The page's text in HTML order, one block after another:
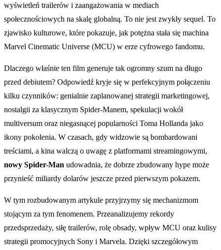
wyświetleń trailerów i zaangażowania w mediach
społecznościowych na skalę globalną. To nie jest zwykły sequel. To
zjawisko kulturowe, które pokazuje, jak potężna stała się machina
Marvel Cinematic Universe (MCU) w erze cyfrowego fandomu.
Dlaczego właśnie ten film generuje tak ogromny szum na długo
przed debiutem? Odpowiedź kryje się w perfekcyjnym połączeniu
kilku czynników: genialnie zaplanowanej strategii marketingowej,
nostalgii za klasycznym Spider-Manem, spekulacji wokół
multiversum oraz niegasnącej popularności Toma Hollanda jako
ikony pokolenia. W czasach, gdy widzowie są bombardowani
treściami, a kina walczą o uwagę z platformami streamingowymi,
nowy Spider-Man udowadnia, że dobrze zbudowany hype może
przynieść miliardy dolarów jeszcze przed pierwszym pokazem.
W tym rozbudowanym artykule przyjrzymy się mechanizmom
stojącym za tym fenomenem. Przeanalizujemy rekordy
przedsprzedaży, siłę trailerów, rolę obsady, wpływ MCU oraz kulisy
strategii promocyjnych Sony i Marvela. Dzięki szczegółowym